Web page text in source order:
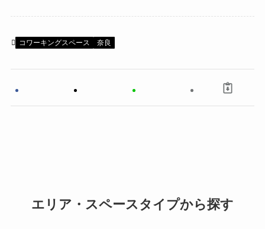
コワーキングスペース 奈良
エリア・スペースタイプから探す